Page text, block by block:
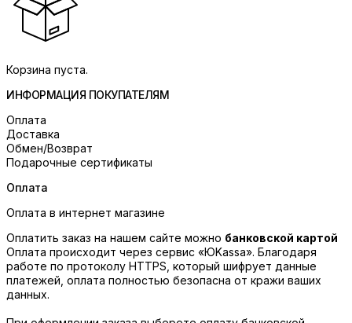
Корзина пуста.
ИНФОРМАЦИЯ ПОКУПАТЕЛЯМ
Оплата
Доставка
Обмен/Возврат
Подарочные сертификаты
Оплата
Оплата в интернет магазине
Оплатить заказ на нашем сайте можно банковской картой
Оплата происходит через сервис «ЮKassa». Благодаря
работе по протоколу HTTPS, который шифрует данные
платежей, оплата полностью безопасна от кражи ваших
данных.